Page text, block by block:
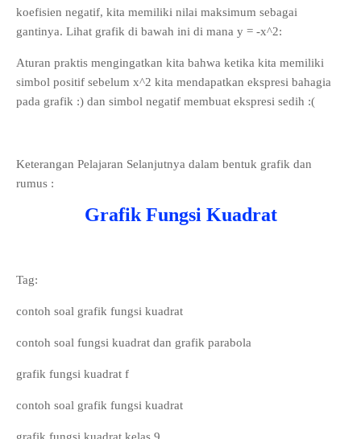
koefisien negatif, kita memiliki nilai maksimum sebagai
gantinya. Lihat grafik di bawah ini di mana y = -x^2:
Aturan praktis mengingatkan kita bahwa ketika kita memiliki
simbol positif sebelum x^2 kita mendapatkan ekspresi bahagia
pada grafik :) dan simbol negatif membuat ekspresi sedih :(
Keterangan Pelajaran Selanjutnya dalam bentuk grafik dan
rumus :
Grafik Fungsi Kuadrat
Tag:
contoh soal grafik fungsi kuadrat
contoh soal fungsi kuadrat dan grafik parabola
grafik fungsi kuadrat f
contoh soal grafik fungsi kuadrat
grafik fungsi kuadrat kelas 9